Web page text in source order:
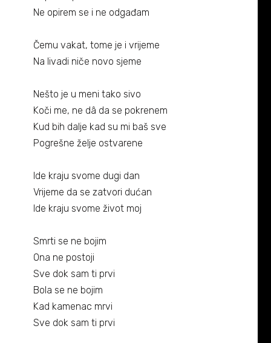
Kontakt
Ne opirem se i ne odgađam
Čemu vakat, tome je i vrijeme
Na livadi niče novo sjeme
Nešto je u meni tako sivo
Koči me, ne dâ da se pokrenem
Kud bih dalje kad su mi baš sve
Pogrešne želje ostvarene
Ide kraju svome dugi dan
Vrijeme da se zatvori dućan
Ide kraju svome život moj
Smrti se ne bojim
Ona ne postoji
Sve dok sam ti prvi
Bola se ne bojim
Kad kamenac mrvi
Sve dok sam ti prvi